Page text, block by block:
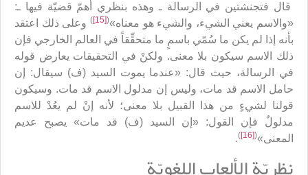
قال فتجنشتين في الرسالة ـ وهذه بنظري أهمّ قضيّة فيها ـ:
«والاسم يعني الشيء، والشيء هو معناه»(
[15]
) وعلى ذلك اعتقد
بأنه إذا لم يكن ما سُمّي باسمٍ ما متحقِّقاً في العالم الخارجي فإن
ذلك الاسم سيكون بلا معنى. ولكنْ في التحقيقات يعارض قوله
في الرسالة، حيث قال: «عندما يموت السيد (ف) سيقال: إن
حامل الاسم قد مات، وليس إن مدلول الاسم قد مات. وسيكون
قولنا لشيءٍ من هذا القبيل بلا معنى؛ لأنه إنْ لم يعُدْ للاسم
مدلولٌ فإن القول: «إن السيد (ف) قد مات» يصبح عديم
المعنى»(
[16]
)
.